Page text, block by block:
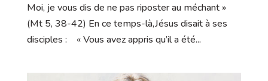
Moi, je vous dis de ne pas riposter au méchant »
(Mt 5, 38-42) En ce temps-là,Jésus disait à ses
disciples : « Vous avez appris qu’il a été...